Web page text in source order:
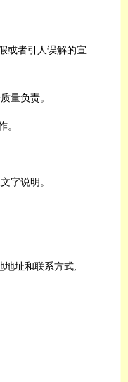
或者引人误解的宣
量负责。
。
字说明。
址和联系方式;